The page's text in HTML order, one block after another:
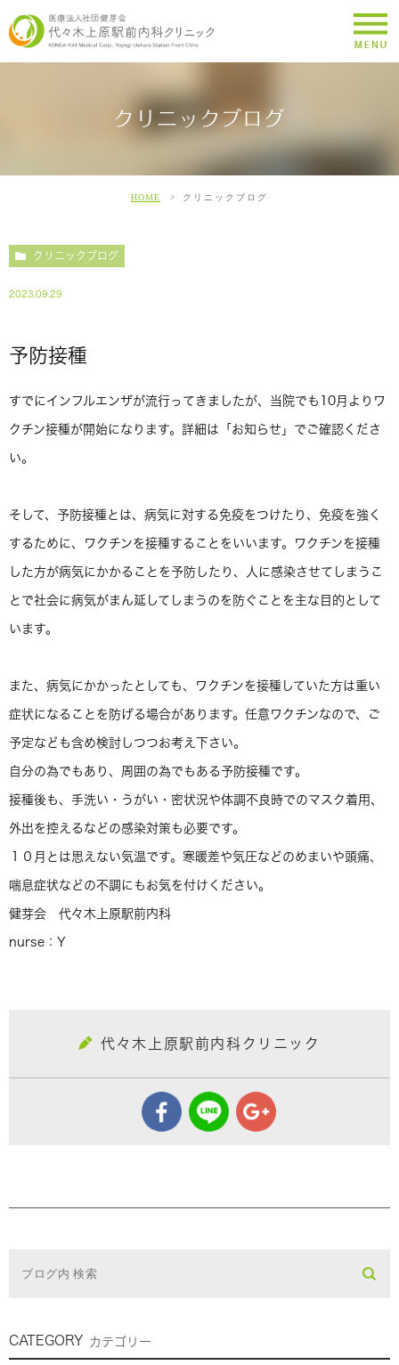
クリニックブログ
HOME クリニックブログ
クリニックブログ
2023.09.29
予防接種
すでにインフルエンザが流行ってきましたが、当院でも10月よりワ
クチン接種が開始になります。詳細は「お知らせ」でご確認くださ
い。
そして、予防接種とは、 病気に対する免疫をつけたり、免疫を強く
するために、ワクチンを接種することをいいます。 ワクチンを接種
した方が病気にかかることを予防したり、人に感染させてしまうこ
とで社会に病気がまん延してしまうのを防ぐこと を主な目的として
います。
また、病気にかかったとしても、ワクチンを接種していた方は重い
症状になることを防げる場合があります。任意ワクチンなので、ご
予定なども含め検討しつつお考え下さい。
自分の為でもあり、周囲の為でもある予防接種です。
接種後も、手洗い・うがい・密状況や体調不良時でのマスク着用、
外出を控えるなどの感染対策も必要です。
１０月とは思えない気温です。寒暖差や気圧などのめまいや頭痛、
喘息症状などの不調にもお気を付けください。
健芽会 代々木上原駅前内科
nurse：Y
代々木上原駅前内科クリニック
CATEGORY カテゴリー